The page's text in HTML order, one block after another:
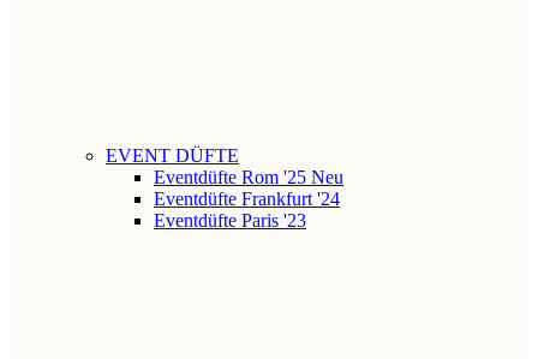
EVENT DÜFTE
Eventdüfte Rom '25 Neu
Eventdüfte Frankfurt '24
Eventdüfte Paris '23